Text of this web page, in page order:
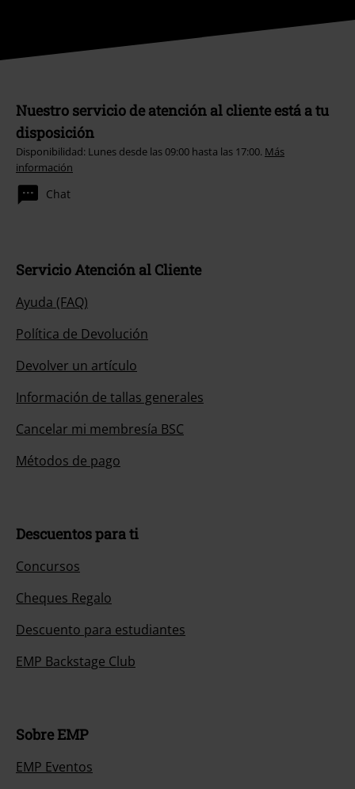
Nuestro servicio de atención al cliente está a tu
disposición
Disponibilidad: Lunes desde las 09:00 hasta las 17:00. Más
información
Chat
Servicio Atención al Cliente
Ayuda (FAQ)
Política de Devolución
Devolver un artículo
Información de tallas generales
Cancelar mi membresía BSC
Métodos de pago
Descuentos para ti
Concursos
Cheques Regalo
Descuento para estudiantes
EMP Backstage Club
Sobre EMP
EMP Eventos